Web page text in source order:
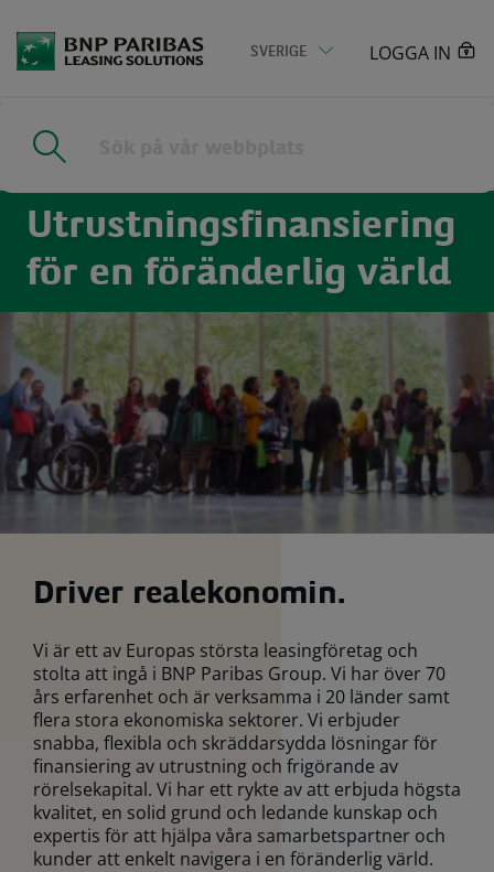
to
main
SVERIGE LOGGA IN
Home
Utrustningsfinansiering
för en föränderlig värld
Driver realekonomin.
Vi är ett av Europas största leasingföretag och
stolta att ingå i BNP Paribas Group. Vi har över 70
års erfarenhet och är verksamma i 20 länder samt
flera stora ekonomiska sektorer. Vi erbjuder
snabba, flexibla och skräddarsydda lösningar för
finansiering av utrustning och frigörande av
rörelsekapital. Vi har ett rykte av att erbjuda högsta
kvalitet, en solid grund och ledande kunskap och
expertis för att hjälpa våra samarbetspartner och
kunder att enkelt navigera i en föränderlig värld.